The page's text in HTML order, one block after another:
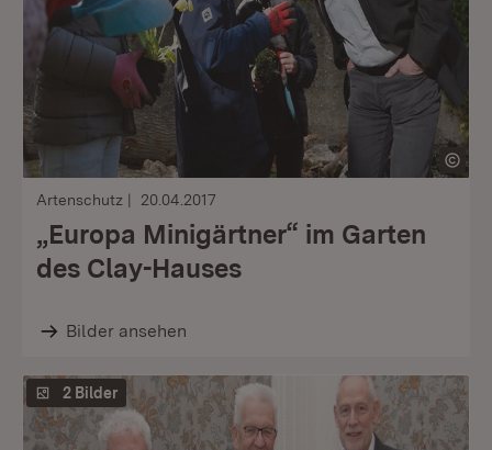
Artenschutz 20.04.2017
„Europa Minigärtner“ im Garten
des Clay-Hauses
Bilder ansehen
2 Bilder